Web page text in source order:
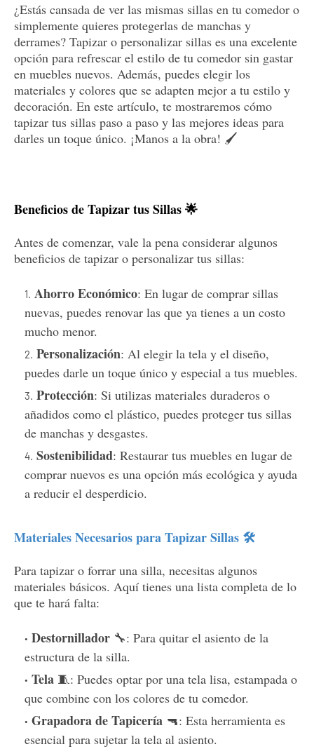
¿Estás cansada de ver las mismas sillas en tu comedor o
simplemente quieres protegerlas de manchas y
derrames? Tapizar o personalizar sillas es una excelente
opción para refrescar el estilo de tu comedor sin gastar
en muebles nuevos. Además, puedes elegir los
materiales y colores que se adapten mejor a tu estilo y
decoración. En este artículo, te mostraremos cómo
tapizar tus sillas paso a paso y las mejores ideas para
darles un toque único. ¡Manos a la obra! 🖌️
Beneficios de Tapizar tus Sillas 🌟
Antes de comenzar, vale la pena considerar algunos
beneficios de tapizar o personalizar tus sillas:
Ahorro Económico: En lugar de comprar sillas
nuevas, puedes renovar las que ya tienes a un costo
mucho menor.
Personalización: Al elegir la tela y el diseño,
puedes darle un toque único y especial a tus muebles.
Protección: Si utilizas materiales duraderos o
añadidos como el plástico, puedes proteger tus sillas
de manchas y desgastes.
Sostenibilidad: Restaurar tus muebles en lugar de
comprar nuevos es una opción más ecológica y ayuda
a reducir el desperdicio.
Materiales Necesarios para Tapizar Sillas 🛠️
Para tapizar o forrar una silla, necesitas algunos
materiales básicos. Aquí tienes una lista completa de lo
que te hará falta:
Destornillador 🔧: Para quitar el asiento de la
estructura de la silla.
Tela 🧵: Puedes optar por una tela lisa, estampada o
que combine con los colores de tu comedor.
Grapadora de Tapicería 🔫: Esta herramienta es
esencial para sujetar la tela al asiento.